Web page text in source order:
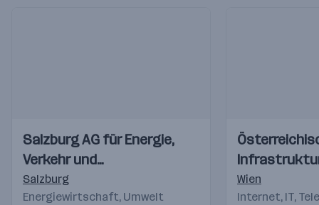
Videos
Einblicke
Einblicke
Salzburg AG für Energie,
Verkehr und
Telekommunikation
Salzburg
Energiewirtschaft, Umwelt
Videos
Einblicke
Einblicke
Wien
Internet, IT,